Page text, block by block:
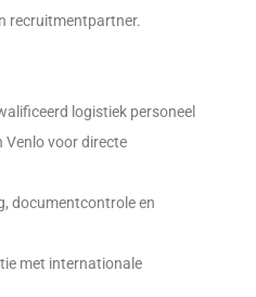
recruitmentpartner.
logistiek personeel
Venlo voor directe
documentcontrole en
met internationale